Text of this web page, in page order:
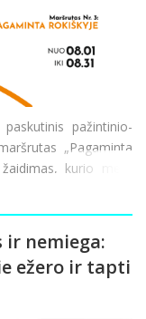
pažintinio-
„Pagaminta
kurio metu
į
ir nemiega:
ežero ir tapti